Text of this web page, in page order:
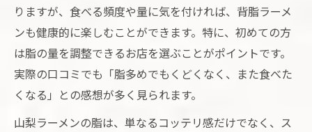
りますが、食べる頻度や量に気を付ければ、背脂ラーメ
ンも健康的に楽しむことができます。特に、初めての方
は脂の量を調整できるお店を選ぶことがポイントです。
実際の口コミでも「脂多めでもくどくなく、また食べた
くなる」との感想が多く見られます。
山梨ラーメンの脂は、単なるコッテリ感だけでなく、ス